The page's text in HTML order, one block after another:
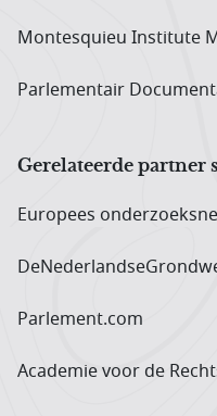
Montesquieu Institute
Parlementair
Gerelateerde partner
Europees
Parlement.com
Academie voor de